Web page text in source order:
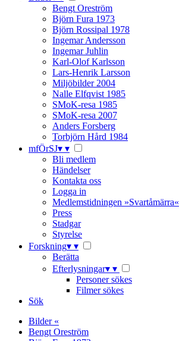
Bengt Oreström
Björn Fura 1973
Björn Rossipal 1978
Ingemar Andersson
Ingemar Juhlin
Karl-Olof Karlsson
Lars-Henrik Larsson
Miljöbilder 2004
Nalle Elfqvist 1985
SMoK-resa 1985
SMoK-resa 2007
Anders Forsberg
Torbjörn Hård 1984
mfÖrSJ▾ ▾
Bli medlem
Händelser
Kontakta oss
Logga in
Medlemstidningen »Svartåmärra«
Press
Stadgar
Styrelse
Forskning▾ ▾
Berätta
Efterlysningar▾ ▾
Personer sökes
Filmer sökes
Sök
Bilder «
Bengt Oreström